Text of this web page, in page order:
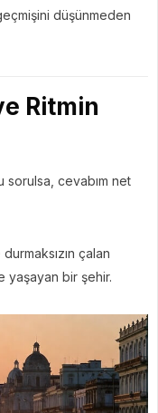
düşünmeden
Ritmin
sorulsa, cevabım net
çalan
yaşayan bir şehir.